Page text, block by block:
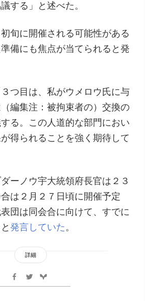
する」と述べた。
旬に開催される可能性がある
備にも焦点が当てられると発
つ目は、私がウメロウ氏に与
編集注：被拘束者の）交換の
る。この人道的な部門におい
得られることを強く期待して
ーノウ宇大統領府長官は２３
は２月２７日頃に開催予定
団は同会合に向けて、すでに
発言していた 。
詳細